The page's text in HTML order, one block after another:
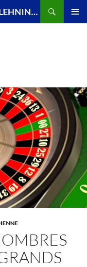
MATH'MONDE, le blog d'Hervé LEHNING, agrégé de mathématiques